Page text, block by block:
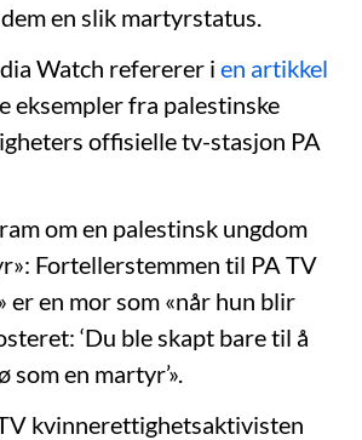
en slik martyrstatus.
Watch refererer ien artikkel
eksempler fra palestinske
offisielle tv-stasjon PA
om en palestinsk ungdom
Fortellerstemmen til PA TV
er en mor som «når hun blir
‘Du ble skapt bare til å
en martyr’».
kvinnerettighetsaktivisten